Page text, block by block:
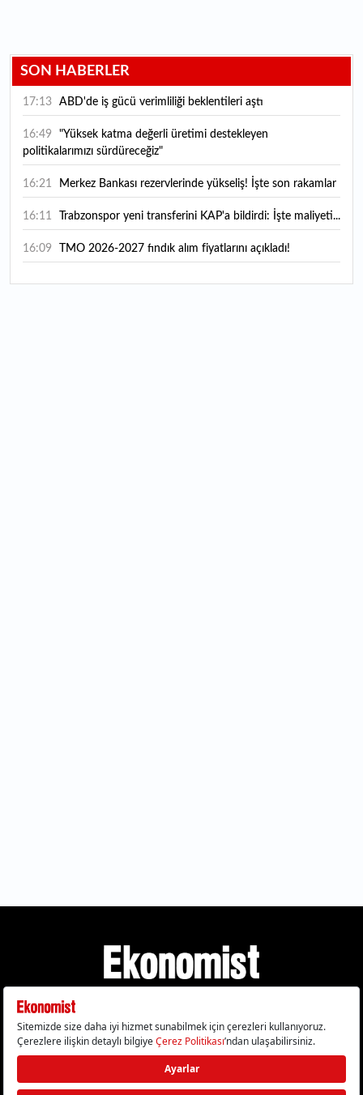
SON HABERLER
17:13 ABD'de iş gücü verimliliği beklentileri aştı
16:49
politikalarımızı sürdüreceğiz"
16:21 Merkez Bankası rezervlerinde yükseliş! İşte son rakamlar
16:11 Trabzonspor yeni transferini KAP'a bildirdi: İşte maliyeti...
16:09 TMO 2026-2027 fındık alım fiyatlarını açıkladı!
Gizlilik Politikası Çerez Politikası Çerezleri Sıfırla
KVKK Metni Künye İletişim